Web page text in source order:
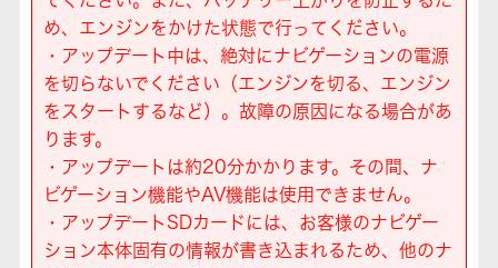
め、エンジンをかけた状態で行ってください。
・アップデート中は、絶対にナビゲーションの電源
を切らないでください（エンジンを切る、エンジン
をスタートするなど）。故障の原因になる場合があ
ります。
・アップデートは約20分かかります。その間、ナ
ビゲーション機能やAV機能は使用できません。
・アップデートSDカードには、お客様のナビゲー
ション本体固有の情報が書き込まれるため、他のナ